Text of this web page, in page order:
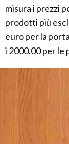
misura i prezzi
prodotti più
euro per la
i 2000.00 per le